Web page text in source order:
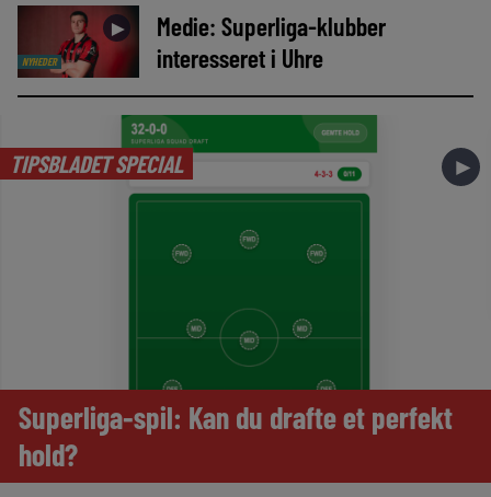
NYHEDER
►
Medie: Superliga-klubber
interesseret i Uhre
TIPSBLADET SPECIAL ►
Superliga-spil: Kan du drafte et perfekt
hold?